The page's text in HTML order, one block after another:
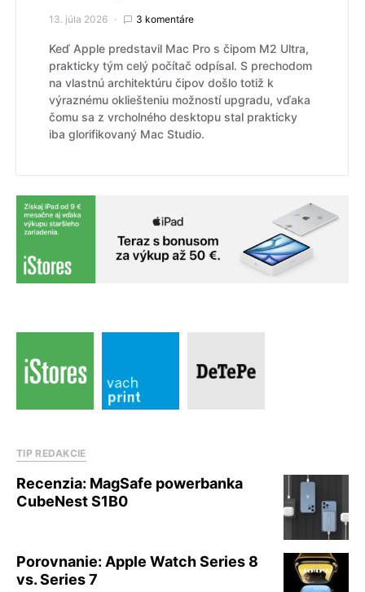
13. júla 2026 3 komentáre
Keď Apple predstavil Mac Pro s čipom M2 Ultra,
prakticky tým celý počítač odpísal. S prechodom
na vlastnú architektúru čipov došlo totiž k
výraznému okliešteniu možností upgradu, vďaka
čomu sa z vrcholného desktopu stal prakticky
iba glorifikovaný Mac Studio.
TIP REDAKCIE
Recenzia: MagSafe powerbanka
CubeNest S1B0
Porovnanie: Apple Watch Series 8
vs. Series 7